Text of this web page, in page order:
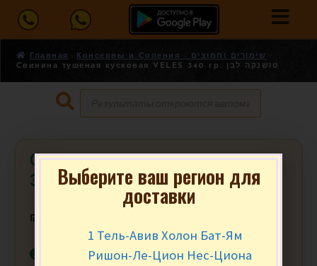
Главная
Консервы и Соления - שימורים וחמוצים
Свинина тушеная кусковая VELES 340 гр. טושנקה לבן
Свинина тушеная кусковая VELES
340 гр. טושנקה לבן
₪
В наличии
Выберите ваш регион для
доставки
1 Тель-Авив Холон Бат-Ям
Ришон-Ле-Цион Нес-Циона